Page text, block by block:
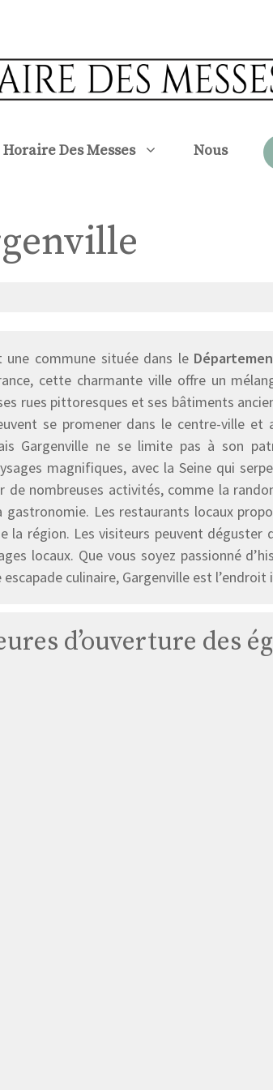
Horaire Des Messes Nous
une commune située dans le
cette charmante ville offre un
rues pittoresques et ses bâtiments
se promener dans le centre-ville
Gargenville ne se limite pas à son
magnifiques, avec la Seine qui
de nombreuses activités, comme la
gastronomie. Les restaurants locaux
la région. Les visiteurs peuvent
locaux. Que vous soyez passionné
escapade culinaire, Gargenville est
d’ouverture des